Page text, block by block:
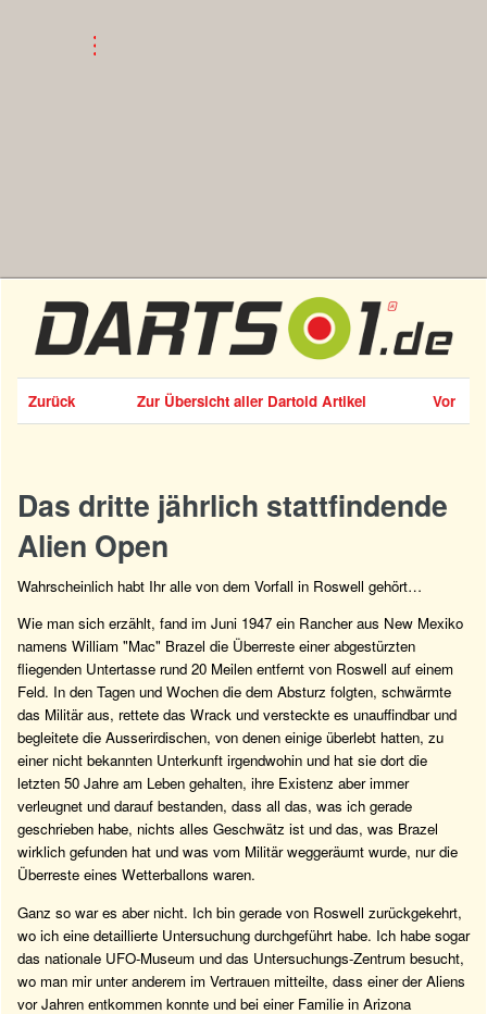
Zurück Zur Übersicht aller Dartoid Artikel Vor
Das dritte jährlich stattfindende
Alien Open
Wahrscheinlich habt Ihr alle von dem Vorfall in Roswell gehört…
Wie man sich erzählt, fand im Juni 1947 ein Rancher aus New Mexiko
namens William "Mac" Brazel die Überreste einer abgestürzten
fliegenden Untertasse rund 20 Meilen entfernt von Roswell auf einem
Feld. In den Tagen und Wochen die dem Absturz folgten, schwärmte
das Militär aus, rettete das Wrack und versteckte es unauffindbar und
begleitete die Ausserirdischen, von denen einige überlebt hatten, zu
einer nicht bekannten Unterkunft irgendwohin und hat sie dort die
letzten 50 Jahre am Leben gehalten, ihre Existenz aber immer
verleugnet und darauf bestanden, dass all das, was ich gerade
geschrieben habe, nichts alles Geschwätz ist und das, was Brazel
wirklich gefunden hat und was vom Militär weggeräumt wurde, nur die
Überreste eines Wetterballons waren.
Ganz so war es aber nicht. Ich bin gerade von Roswell zurückgekehrt,
wo ich eine detaillierte Untersuchung durchgeführt habe. Ich habe sogar
das nationale UFO-Museum und das Untersuchungs-Zentrum besucht,
wo man mir unter anderem im Vertrauen mitteilte, dass einer der Aliens
vor Jahren entkommen konnte und bei einer Familie in Arizona